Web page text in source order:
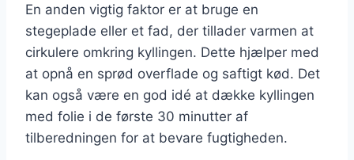
En anden vigtig faktor er at bruge en
stegeplade eller et fad, der tillader varmen at
cirkulere omkring kyllingen. Dette hjælper med
at opnå en sprød overflade og saftigt kød. Det
kan også være en god idé at dække kyllingen
med folie i de første 30 minutter af
tilberedningen for at bevare fugtigheden.